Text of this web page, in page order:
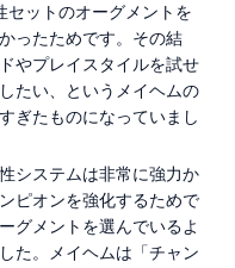
セットのオーグメントを
ったためです。その結
やプレイスタイルを試せ
たい、というメイヘムの
ぎたものになっていまし
システムは非常に強力か
ピオンを強化するためで
グメントを選んでいるよ
た。メイヘムは「チャン